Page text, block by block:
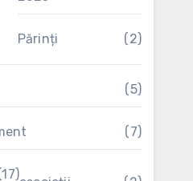
Părinți (2)
(5)
(7)